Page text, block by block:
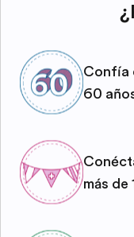
Confía
60
más de